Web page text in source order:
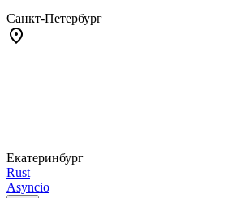
Санкт-Петербург
Екатеринбург
Rust
Asyncio